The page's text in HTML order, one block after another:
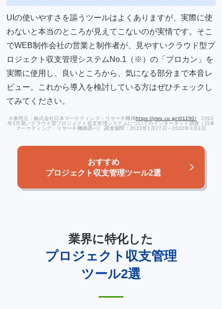
UIの使いやすさを謳うツールはよくありますが、実際に使
わないと本当のところが見えてこないのが実情です。そこ
でWEB制作会社の営業と制作者が、見やすいクラウド型プ
ロジェクト収支管理システムNo.1（※）の「プロカン」を
実際に使用し、良いところから、気になる部分まで本音レ
ビュー。これから導入を検討している方はぜひチェックし
てみてください。
※参照元：株式会社日本マーケティング・リサーチ機構https://jmro.co.jp/r01150/2022
年3月期／クラウド型プロジェクト収支管理システムについてのインターネット調査（日本
マーケティング・リサーチ機構調べ） 調査期間：2022年1月27日～2022年3月3日
おすすめ
プロジェクト収支管理ツール2選
業界に特化した
プロジェクト収支管理
ツール2選